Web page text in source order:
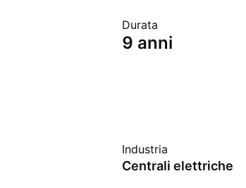
Durata
9 anni
Industria
Centrali elettriche